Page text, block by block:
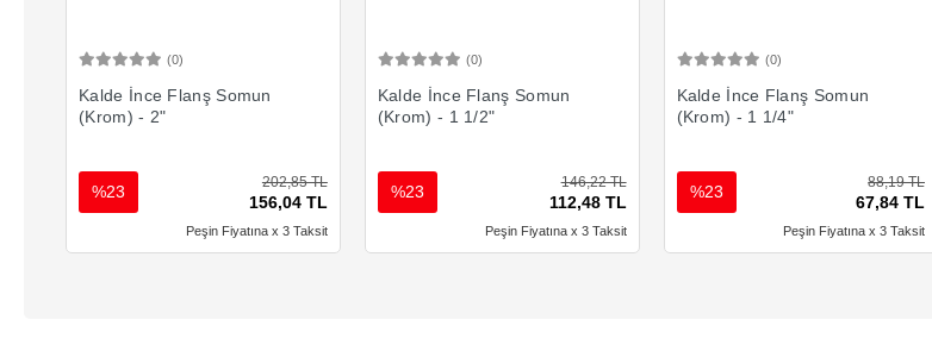
(0)
Kalde İnce Flanş Somun
(Krom) - 2"
202,85 TL
156,04 TL
%23
Peşin Fiyatına x 3 Taksit
(0)
Kalde İnce Flanş Somun
(Krom) - 1 1/2"
146,22 TL
112,48 TL
%23
Peşin Fiyatına x 3 Taksit
(0)
Kalde İnce Flanş Somun
(Krom) - 1 1/4"
88,19 TL
67,84 TL
%23
Peşin Fiyatına x 3 Taksit